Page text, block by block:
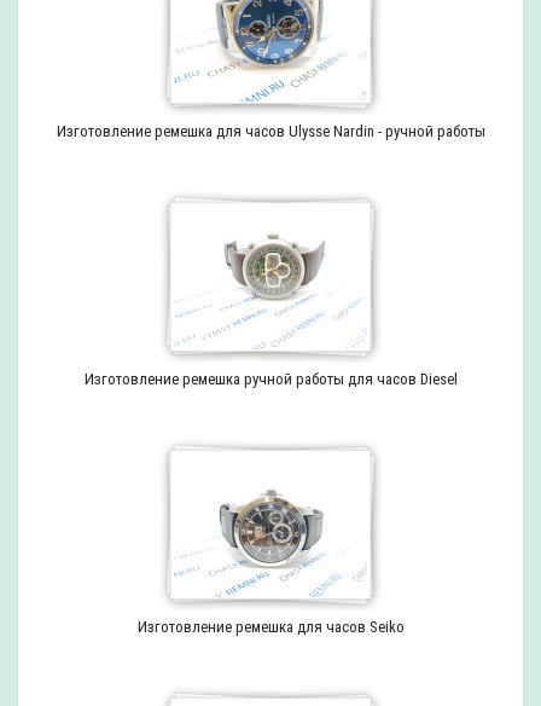
Изготовление ремешка для часов Ulysse Nardin - ручной работы
Изготовление ремешка ручной работы для часов Diesel
Изготовление ремешка для часов Seiko